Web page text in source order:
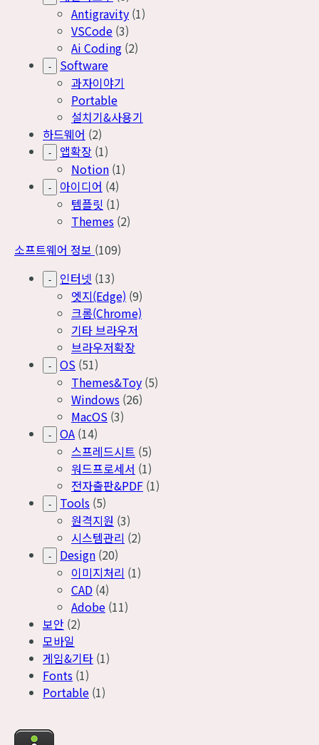
Antigravity (1)
VSCode (3)
Ai Coding (2)
-
Software
과자이야기
Portable
설치기&사용기
하드웨어 (2)
- 앱확장 (1)
Notion (1)
- 아이디어 (4)
템플릿 (1)
Themes (2)
소프트웨어 정보 (109)
- 인터넷 (13)
엣지(Edge) (9)
크롬(Chrome)
기타 브라우저
브라우저확장
- OS (51)
Themes&Toy (5)
Windows (26)
MacOS (3)
- OA (14)
스프레드시트 (5)
워드프로세서 (1)
전자출판&PDF (1)
- Tools (5)
원격지원 (3)
시스템관리 (2)
- Design (20)
이미지처리 (1)
CAD (4)
Adobe (11)
보안 (2)
모바일
게임&기타 (1)
Fonts (1)
Portable (1)